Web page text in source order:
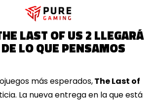
LAST OF US 2 LLEGARÁ
LO QUE PENSAMOS
más esperados,The Last of
La nueva entrega en la que está